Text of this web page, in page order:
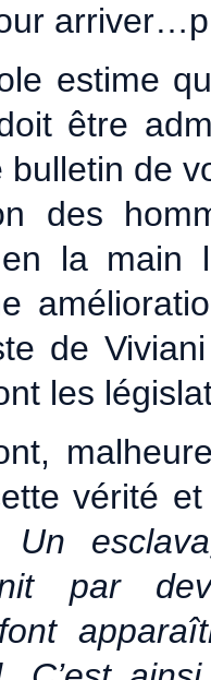
estime
être
de
des
en la
de
les
vérité
Un
par